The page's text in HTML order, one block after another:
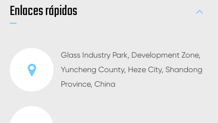
Enlaces rápidos
Glass Industry Park, Development Zone,
Yuncheng County, Heze City, Shandong
Province, China